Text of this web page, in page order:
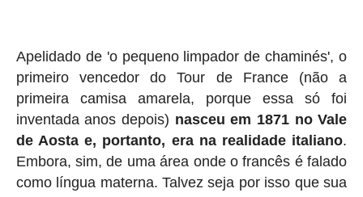
Apelidado de 'o pequeno limpador de chaminés', o
primeiro vencedor do Tour de France (não a
primeira camisa amarela, porque essa só foi
inventada anos depois) nasceu em 1871 no Vale
de Aosta e, portanto, era na realidade italiano.
Embora, sim, de uma área onde o francês é falado
como língua materna. Talvez seja por isso que sua